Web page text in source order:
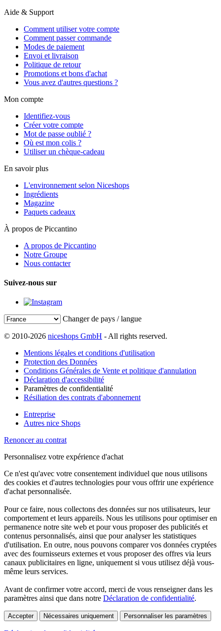
Aide & Support
Comment utiliser votre compte
Comment passer commande
Modes de paiement
Envoi et livraison
Politique de retour
Promotions et bons d'achat
Vous avez d'autres questions ?
Mon compte
Identifiez-vous
Créer votre compte
Mot de passe oublié ?
Où est mon colis ?
Utiliser un chèque-cadeau
En savoir plus
L'environnement selon Niceshops
Ingrédients
Magazine
Paquets cadeaux
À propos de Piccantino
A propos de Piccantino
Notre Groupe
Nous contacter
Suivez-nous sur
Changer de pays / langue
© 2010-2026 niceshops GmbH - All rights reserved.
Mentions légales et conditions d'utilisation
Protection des Données
Conditions Générales de Vente et politique d'annulation
Déclaration d'accessibilité
Paramètres de confidentialité
Résiliation des contrats d'abonnement
Entreprise
Autres nice Shops
Renoncer au contrat
Personnalisez votre expérience d'achat
Ce n'est qu'avec votre consentement individuel que nous utilisons
des cookies et d'autres technologies pour vous offrir une expérience
d'achat personnalisée.
Pour ce faire, nous collectons des données sur nos utilisateurs, leur
comportement et leurs appareils. Nous les utilisons pour optimiser en
permanence notre site web et pour vous proposer des publicités et
contenus personnalisés, ainsi que pour analyser les statistiques
d'utilisation. En outre, nous pouvons comparer vos données cryptées
avec des fournisseurs externes et vous proposer des offres via leurs
canaux publicitaires en ligne, uniquement si vous utilisez déjà vous-
même leurs services.
Avant de confirmer votre accord, merci de vous renseigner dans les
paramètres ainsi que dans notre Déclaration de confidentialité.
Accepter Nécessaires uniquement Personnaliser les paramètres